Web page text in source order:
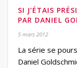
SI J’ÉTAIS
PAR DANIEL
5 mars 2012
La série se
Daniel